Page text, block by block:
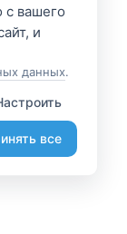
с вашего
и
данных.
все